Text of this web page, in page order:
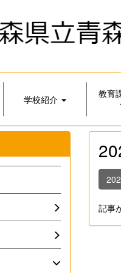
学校紹介
教育
記事